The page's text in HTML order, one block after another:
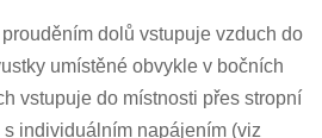
dolů vstupuje vzduch do
umístěné obvykle v bočních
vstupuje do místnosti přes stropní
individuálním napájením (viz